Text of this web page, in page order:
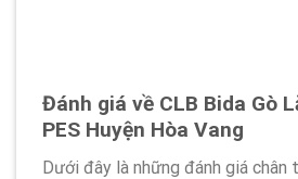
Đánh giá về CLB Bida Gò
PES Huyện Hòa Vang
Dưới đây là những đánh giá